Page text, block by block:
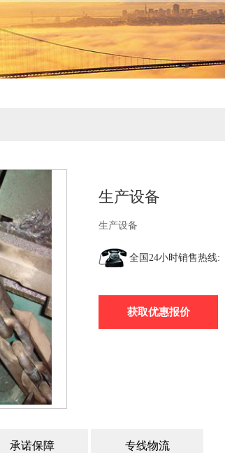
生产设备
生产设备
全国24小时销售热线:
获取优惠报价
承诺保障 专线物流